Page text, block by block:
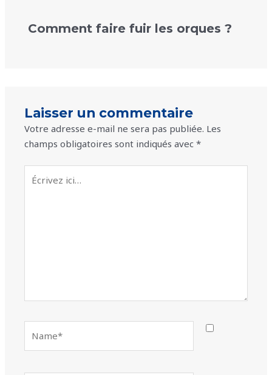
Comment faire fuir les orques ?
Laisser un commentaire
Votre adresse e-mail ne sera pas publiée. Les
champs obligatoires sont indiqués avec*
ici…